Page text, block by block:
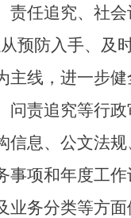
责任追究、社会
预防入手、及
主线，进一步
问责追究等行
信息、公文法
事项和年度工作
业务分类等方